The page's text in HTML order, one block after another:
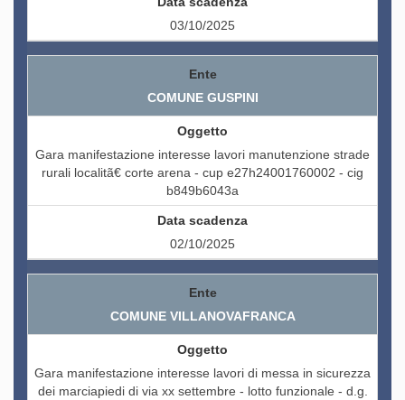
03/10/2025
COMUNE GUSPINI
Gara manifestazione interesse lavori manutenzione strade
rurali localitã€ corte arena - cup e27h24001760002 - cig
b849b6043a
02/10/2025
COMUNE VILLANOVAFRANCA
Gara manifestazione interesse lavori di messa in sicurezza
dei marciapiedi di via xx settembre - lotto funzionale - d.g.